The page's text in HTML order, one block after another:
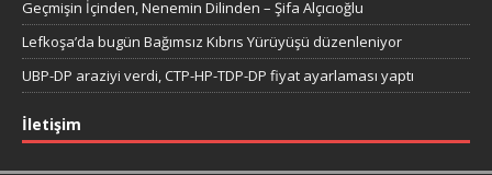
Geçmişin İçinden, Nenemin Dilinden – Şifa Alçıcıoğlu
Lefkoşa’da bugün Bağımsız Kıbrıs Yürüyüşü düzenleniyor
UBP-DP araziyi verdi, CTP-HP-TDP-DP fiyat ayarlaması yaptı
İletişim